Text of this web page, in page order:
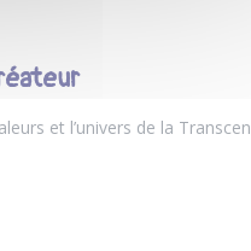
et l’univers de la